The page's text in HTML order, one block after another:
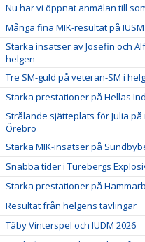
Nu har vi öppnat anmälan till
Många fina MIK-resultat på
Starka insatser av Josefin och
helgen
Tre SM-guld på veteran-SM i
Starka prestationer på Hellas
Strålande sjätteplats för Julia på
Örebro
Starka MIK-insatser på
Snabba tider i Turebergs
Starka prestationer på
Resultat från helgens tävlingar
Täby Vinterspel och IUDM 2026